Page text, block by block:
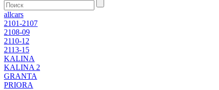
allcars
2101-2107
2108-09
2110-12
2113-15
KALINA
KALINA 2
GRANTA
PRIORA